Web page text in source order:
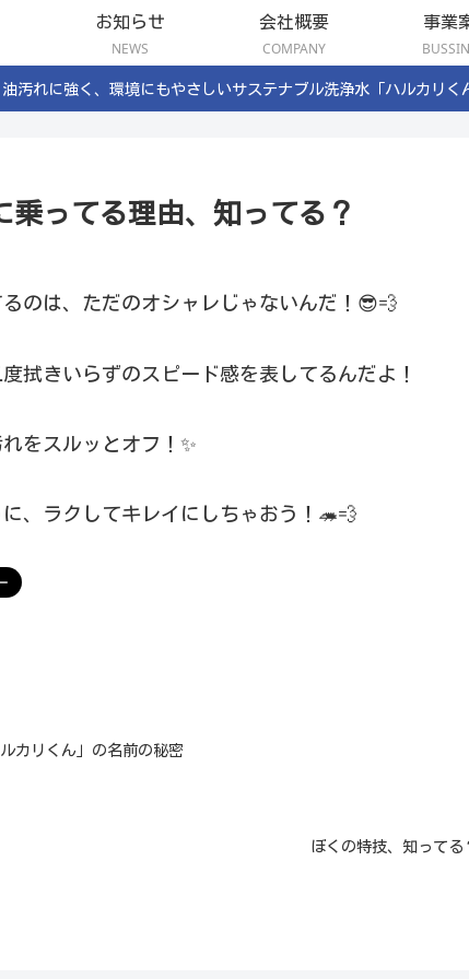
お知らせ
NEWS
会社概要
COMPANY
事業
汚れに強く、環境にもやさしいサステナブル洗浄水「ハルカリ
乗ってる理由、知ってる？
のは、ただのオシャレじゃないんだ！😎💨
拭きいらずのスピード感を表してるんだよ！
をスルッとオフ！✨
、ラクしてキレイにしちゃおう！🦔💨
ルカリくん」の名前の秘密
ぼくの特技、知ってる